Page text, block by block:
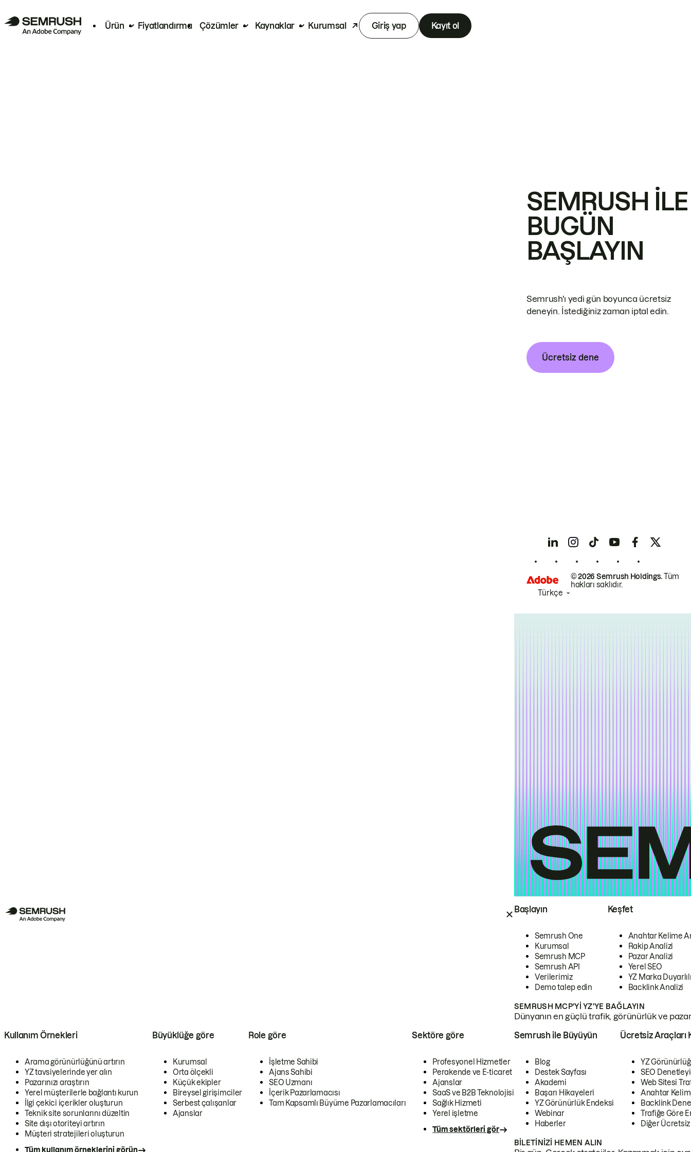
Ürün Fiyatlandırma Çözümler Kaynaklar Kurumsal Giriş yap Kayıt ol
Başlayın
Semrush One
Kurumsal
Semrush MCP
Semrush API
Verilerimiz
Demo talep edin
Keşfet
Anahtar Kelime
Rakip Analizi
Pazar Analizi
Yerel SEO
YZ Marka
Backlink Analizi
SEMRUSH MCP'YI YZ'YE BAĞLAYIN
Dünyanın en güçlü trafik, görünürlük ve
Kullanım Örnekleri
Arama görünürlüğünü artırın
YZ tavsiyelerinde yer alın
Pazarınızı araştırın
Yerel müşterilerle bağlantı kurun
İlgi çekici içerikler oluşturun
Teknik site sorunlarını düzeltin
Site dışı otoriteyi artırın
Müşteri stratejileri oluşturun
Tüm kullanım örneklerini görün
Büyüklüğe göre
Kurumsal
Orta ölçekli
Küçük ekipler
Bireysel girişimciler
Serbest çalışanlar
Ajanslar
Role göre
İşletme Sahibi
Ajans Sahibi
SEO Uzmanı
İçerik Pazarlamacısı
Tam Kapsamlı Büyüme Pazarlamacıları
Sektöre göre
Profesyonel Hizmetler
Perakende ve E-ticaret
Ajanslar
SaaS ve B2B Teknolojisi
Sağlık Hizmeti
Yerel işletme
Tüm sektörleri gör
Semrush ile Büyüyün
Blog
Destek Sayfası
Akademi
Başarı Hikayeleri
YZ Görünürlük Endeksi
Webinar
Haberler
Ücretsiz Araçları
YZ
SEO
Web Sitesi
Anahtar
Backlink
Trafiğe Göre
Diğer
BILETINIZI HEMEN ALIN
SEMRUSH ILE
BUGÜN
BAŞLAYIN
Semrush'ı yedi gün boyunca ücretsiz
deneyin. İstediğiniz zaman iptal edin.
Ücretsiz dene
© 2026 Semrush Holdings.Tüm
hakları saklıdır.
Türkçe